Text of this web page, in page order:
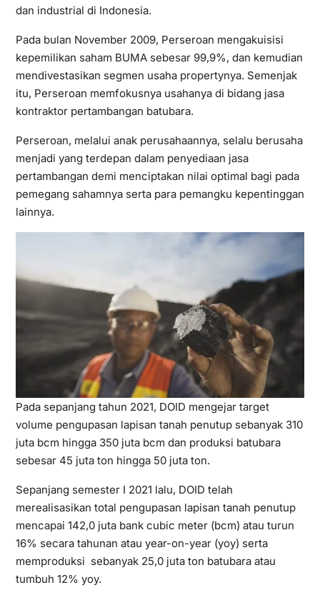
dan industrial di Indonesia.
Pada bulan November 2009, Perseroan mengakuisisi
kepemilikan saham BUMA sebesar 99,9%, dan kemudian
mendivestasikan segmen usaha propertynya. Semenjak
itu, Perseroan memfokusnya usahanya di bidang jasa
kontraktor pertambangan batubara.
Perseroan, melalui anak perusahaannya, selalu berusaha
menjadi yang terdepan dalam penyediaan jasa
pertambangan demi menciptakan nilai optimal bagi pada
pemegang sahamnya serta para pemangku kepentinggan
lainnya.
Pada sepanjang tahun 2021, DOID mengejar target
volume pengupasan lapisan tanah penutup sebanyak 310
juta bcm hingga 350 juta bcm dan produksi batubara
sebesar 45 juta ton hingga 50 juta ton.
Sepanjang semester I 2021 lalu, DOID telah
merealisasikan total pengupasan lapisan tanah penutup
mencapai 142,0 juta bank cubic meter (bcm) atau turun
16% secara tahunan atau year-on-year (yoy) serta
memproduksi sebanyak 25,0 juta ton batubara atau
tumbuh 12% yoy.